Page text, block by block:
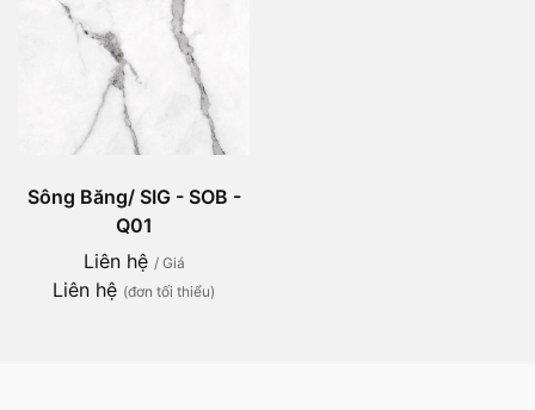
Sông Băng/ SIG - SOB -
Q01
Liên hệ / Giá
Liên hệ (đơn tối thiểu)